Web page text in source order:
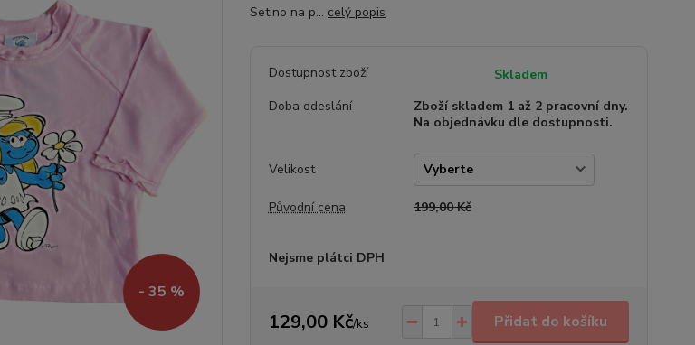
- 35 %
Setino na p... celý popis
Dostupnost zboží
Skladem
Doba odeslání
Zboží skladem 1 až 2 pracovní dny.
Na objednávku dle dostupnosti.
Velikost
Původní cena 199,00 Kč
Nejsme plátci DPH
129,00 Kč/ks Přidat do košíku